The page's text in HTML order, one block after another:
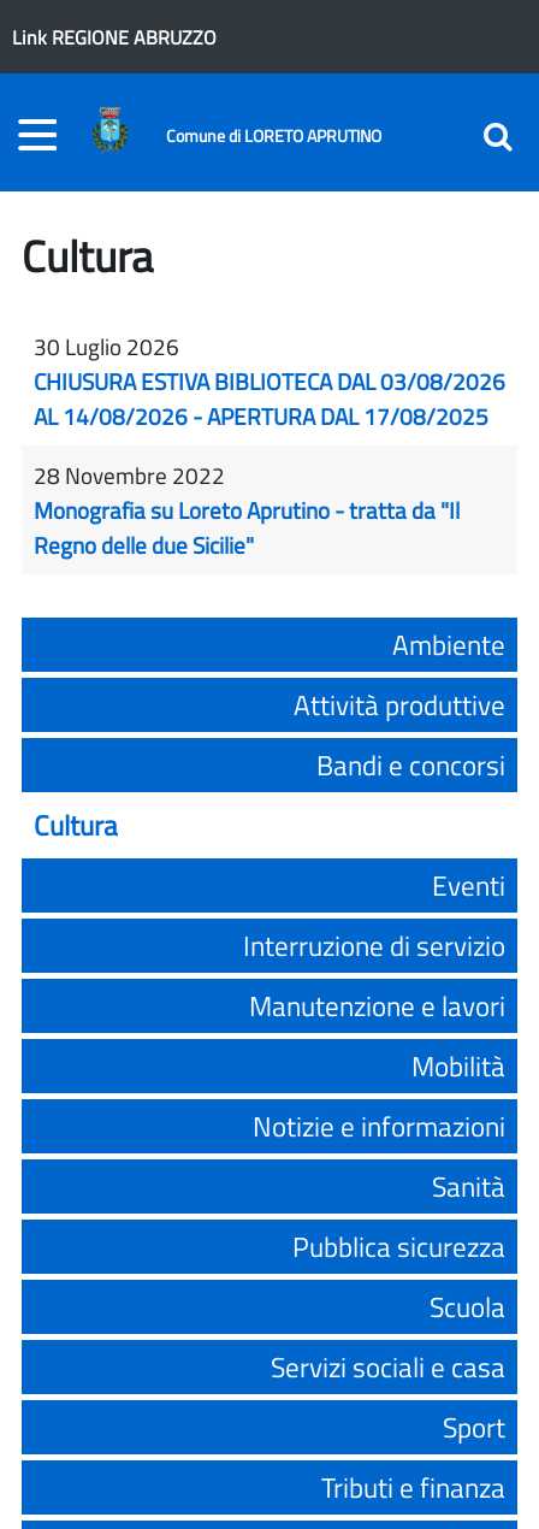
Link REGIONE ABRUZZO
Comune di LORETO APRUTINO
Cultura
30 Luglio 2026
CHIUSURA ESTIVA BIBLIOTECA DAL 03/08/2026
AL 14/08/2026 - APERTURA DAL 17/08/2025
28 Novembre 2022
Monografia su Loreto Aprutino - tratta da "Il
Regno delle due Sicilie"
Ambiente
Attività produttive
Bandi e concorsi
Cultura
Eventi
Interruzione di servizio
Manutenzione e lavori
Mobilità
Notizie e informazioni
Sanità
Pubblica sicurezza
Scuola
Servizi sociali e casa
Sport
Tributi e finanza